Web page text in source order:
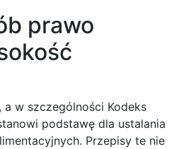
prawo
w szczególności Kodeks
podstawę dla ustalania
Przepisy te nie